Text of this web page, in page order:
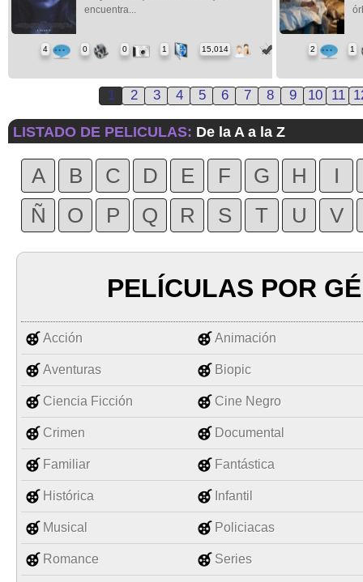
encuentra...
4 0 0 1 15,014 2 1
1 2 3 4 5 6 7 8 9 10 11
LISTADO DE PELICULAS: De la A a la Z
A B C D E F G H
I
Ñ
O P Q R S T U V
PELÍCULAS POR
Acción Animación
Aventuras Biopic
Ciencia Ficción Cine Negro
Crimen Documental
Familiar Fantástica
Histórica Infantil
Musical Policiacas
Romance Series